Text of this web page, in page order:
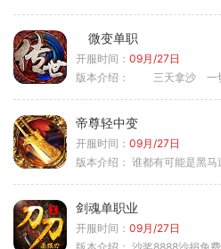
微变单职
开服时间： 09月/27日
版本介绍：
三天拿沙 一
帝尊轻中变
开服时间： 09月/27日
版本介绍： 谁都有可能是黑马
剑魂单职业
开服时间： 09月/27日